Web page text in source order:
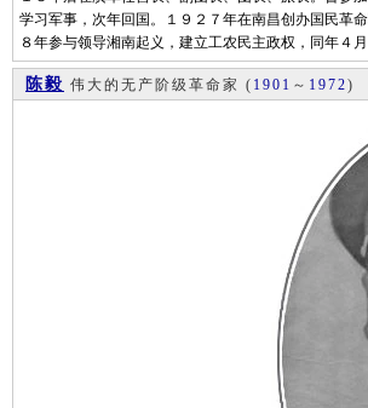
学习军事，次年回国。１９２７年在南昌创办国民革
８年参与领导湘南起义，建立工农民主政权，同年４月
陈毅 伟大的无产阶级革命家 ( 1901 ～ 1972)